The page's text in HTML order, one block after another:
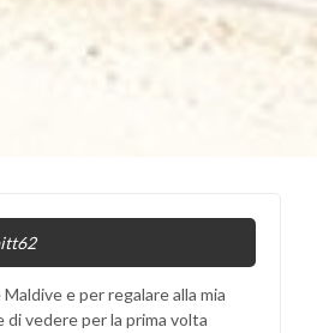
e per regalare alla mia
di vedere per la prima volta